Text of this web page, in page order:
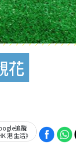
花
追蹤
港生活》